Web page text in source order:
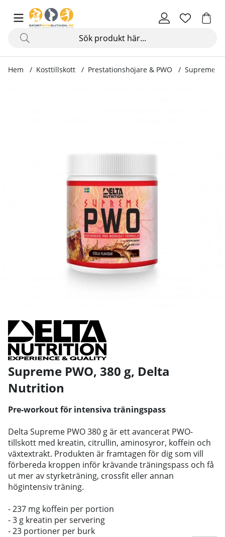
Hem Kosttillskott Prestationshöjare & PWO Supreme
Supreme PWO, 380 g, Delta
Nutrition
Pre-workout för intensiva träningspass
Delta Supreme PWO 380 g är ett avancerat PWO-
tillskott med kreatin, citrullin, aminosyror, koffein och
växtextrakt. Produkten är framtagen för dig som vill
förbereda kroppen inför krävande träningspass och få
ut mer av styrketräning, crossfit eller annan
högintensiv träning.
- 237 mg koffein per portion
- 3 g kreatin per servering
- 23 portioner per burk